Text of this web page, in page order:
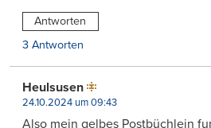
Antworten
3 Antworten
Heulsusen
24.10.2024 um 09:43
Also mein gelbes Postbüchlein